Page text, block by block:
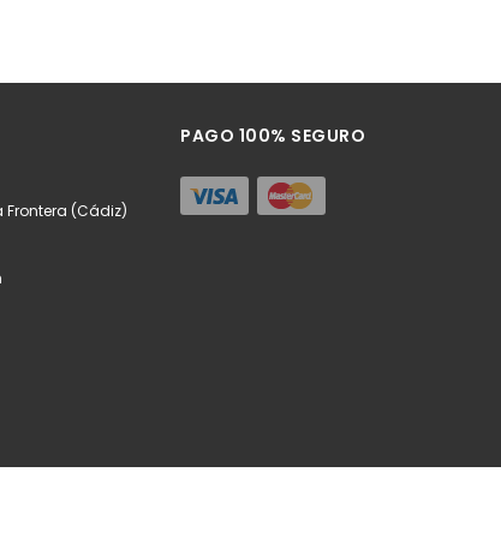
Frontera (Cádiz)
PAGO 100% SEGURO